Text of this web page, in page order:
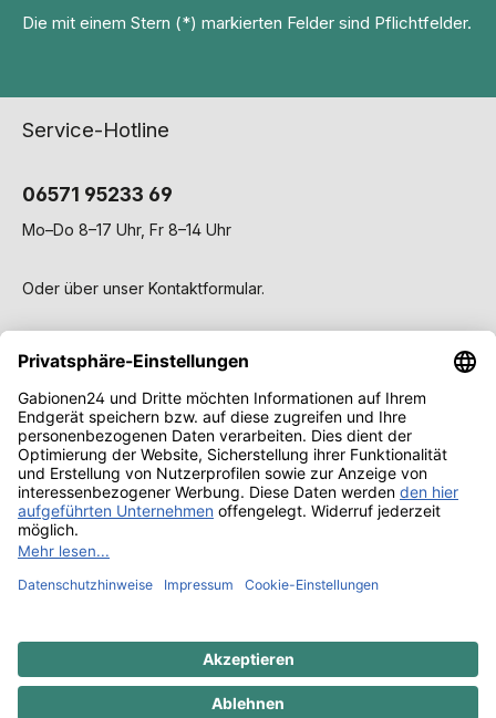
Die mit einem Stern (*) markierten Felder sind Pflichtfelder.
Service-Hotline
06571 95233 69
Mo–Do 8–17 Uhr, Fr 8–14 Uhr
Oder über unser Kontaktformular.
Service
Gabionen
Wissen & Ratgeber
und ggf. Nachnahmegebühren, wenn nicht
anders angegeben.
© 2026 Gabionen24 - with byRothfuss Best Gabion GmbH